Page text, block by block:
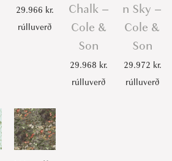
29.966 kr.
rúlluverð
Chalk –
Cole &
Son
29.968 kr.
rúlluverð
n Sky –
Cole &
Son
29.972 kr.
rúlluverð